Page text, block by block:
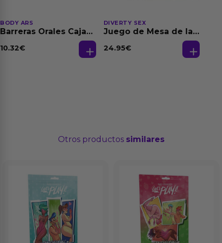
BODY ARS
Barreras Orales Caja
10.32€
DIVERTY SEX
Juego de Mesa de las
24.95€
Otros productos similares